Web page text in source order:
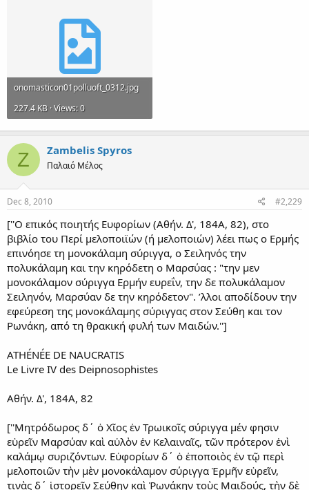
onomasticon01polluoft_0312.jpg
227.4 KB · Views: 0
Z Zambelis Spyros
Παλαιό Μέλος
Dec 8, 2010 #2,229
[''Ο επικός ποιητής Ευφορίων (Αθήν. Δ', 184Α, 82), στο
βιβλίο του Περί μελοποιϊών (ή μελοποιών) λέει πως ο Ερμής
επινόησε τη μονοκάλαμη σύριγγα, ο Σειληνός την
πολυκάλαμη και την κηρόδετη ο Μαρσύας : "την μεν
μονοκάλαμον σύριγγα Ερμήν ευρεΐν, την δε πολυκάλαμον
Σειληνόν, Μαρσύαν δε την κηρόδετον". ’λλοι αποδίδουν την
εφεύρεση της μονοκάλαμης σύριγγας στον Σεύθη και τον
Ρωνάκη, από τη θρακική φυλή των Μαιδών.'']
ATHÉNÉE DE NAUCRATIS
Le Livre IV des Deipnosophistes
Αθήν. Δ', 184Α, 82
[''Μητρόδωρος δ΄ ὁ Χῖος ἐν Τρωικοῖς σύριγγα μέν φησιν
εὑρεῖν Μαρσύαν καὶ αὐλὸν ἐν Κελαιναῖς, τῶν πρότερον ἑνὶ
καλάμῳ συριζόντων. Εὐφορίων δ΄ ὁ ἐποποιὸς ἐν τῷ περὶ
μελοποιῶν τὴν μὲν μονοκάλαμον σύριγγα Ἑρμῆν εὑρεῖν,
τινὰς δ΄ ἱστορεῖν Σεύθην καὶ Ῥωνάκην τοὺς Μαιδούς, τὴν δὲ